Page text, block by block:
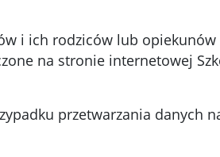
i ich rodziców lub
na stronie internetowej
przetwarzania danych